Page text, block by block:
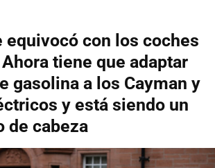
equivocó con los coches
tiene que adaptar
gasolina a los Cayman y
y está siendo un
de cabeza